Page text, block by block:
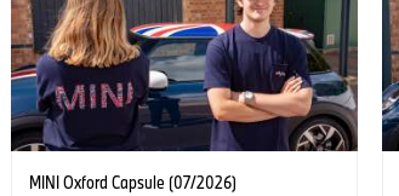
MINI Oxford Capsule (07/2026)